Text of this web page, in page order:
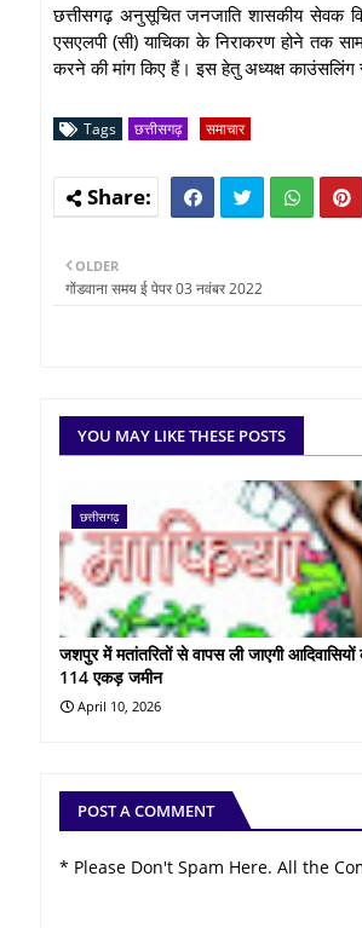
छत्तीसगढ़ अनुसूचित जनजाति शासकीय सेवक
एसएलपी (सी) याचिका के निराकरण होने तक
करने की मांग किए हैं। इस हेतु अध्यक्ष काउंसलिंग
Tags छत्तीसगढ़ समाचार
OLDER
गोंडवाना समय ई पेपर 03 नवंबर 2022
YOU MAY LIKE THESE POSTS
छत्तीसगढ़
जशपुर में मतांतरितों से वापस ली जाएगी आदिवासियों
114 एकड़ जमीन
April 10, 2026
POST A COMMENT
* Please Don't Spam Here. All the